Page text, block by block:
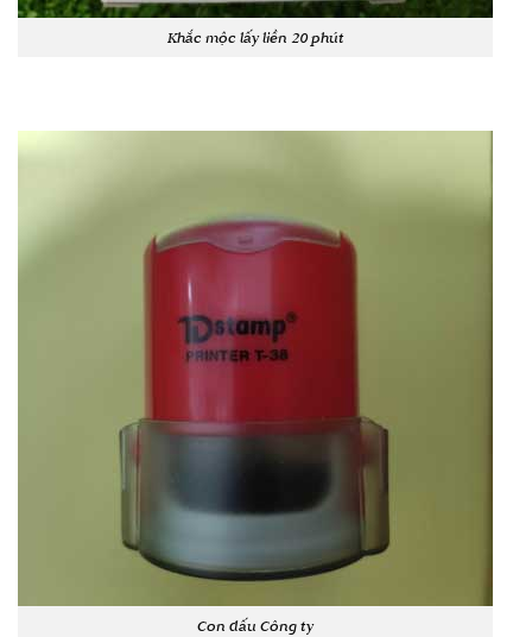
Khắc mộc lấy liền 20 phút
Con dấu Công ty